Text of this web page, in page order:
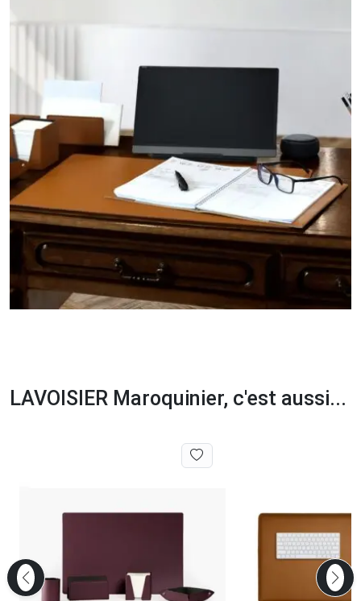
LAVOISIER Maroquinier, c'est aussi...